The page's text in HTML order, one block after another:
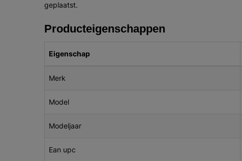
geplaatst.
Producteigenschappen
Eigenschap
Merk
Model
Modeljaar
Ean upc